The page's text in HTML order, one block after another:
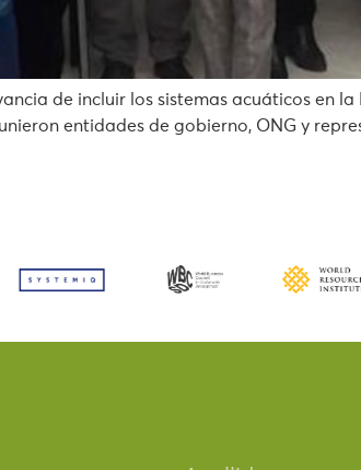
de incluir los sistemas acuáticos en
entidades de gobierno, ONG y